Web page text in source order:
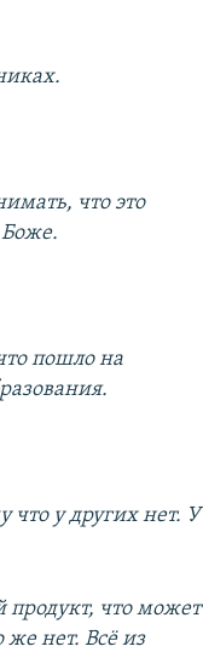
что это
Боже.
пошло на
что у других нет. У
продукт, что может
же нет. Всё из